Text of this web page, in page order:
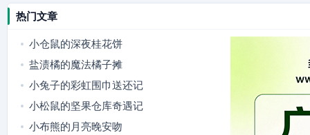
热门文章
小仓鼠的深夜桂花饼
盐渍橘的魔法橘子摊
小兔子的彩虹围巾送还记
小松鼠的坚果仓库奇遇记
小布熊的月亮晚安吻